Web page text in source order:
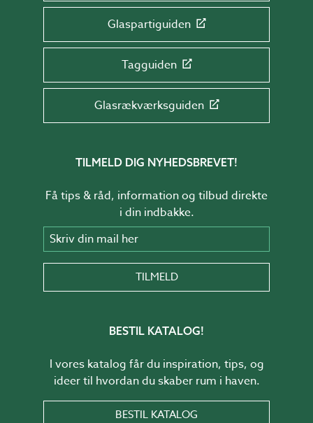
Glaspartiguiden
Tagguiden
Glasrækværksguiden
TILMELD DIG NYHEDSBREVET!
Få tips & råd, information og tilbud direkte
i din indbakke.
Skriv din mail her
TILMELD
BESTIL KATALOG!
I vores katalog får du inspiration, tips, og
ideer til hvordan du skaber rum i haven.
BESTIL KATALOG